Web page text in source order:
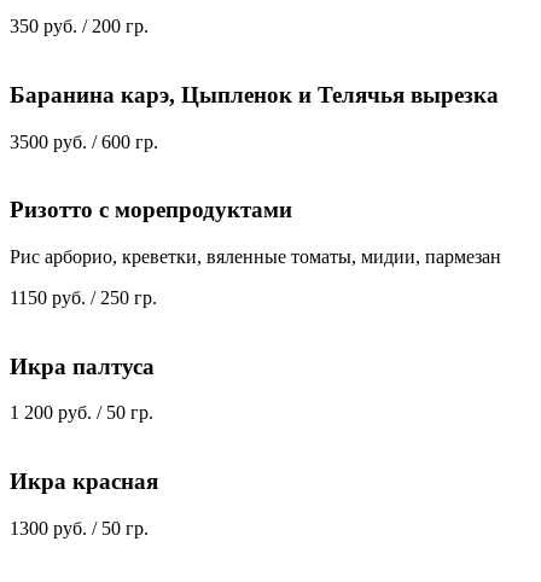
350 руб. / 200 гр.
Баранина карэ, Цыпленок и Телячья вырезка
3500 руб. / 600 гр.
Ризотто с морепродуктами
Рис арборио, креветки, вяленные томаты, мидии, пармезан
1150 руб. / 250 гр.
Икра палтуса
1 200 руб. / 50 гр.
Икра красная
1300 руб. / 50 гр.